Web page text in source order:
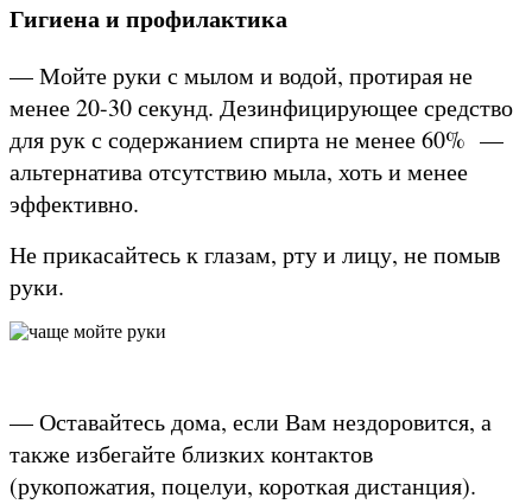
Гигиена и профилактика
— Мойте руки с мылом и водой, протирая не
менее 20-30 секунд. Дезинфицирующее средство
для рук с содержанием спирта не менее 60% —
альтернатива отсутствию мыла, хоть и менее
эффективно.
Не прикасайтесь к глазам, рту и лицу, не помыв
руки.
— Оставайтесь дома, если Вам нездоровится, а
также избегайте близких контактов
(рукопожатия, поцелуи, короткая дистанция).